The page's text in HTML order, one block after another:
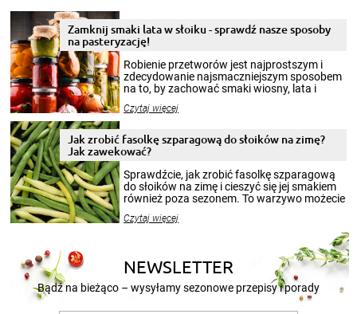
Zamknij smaki lata w słoiku - sprawdź nasze sposoby
na pasteryzację!
Robienie przetworów jest najprostszym i
zdecydowanie najsmaczniejszym sposobem
na to, by zachować smaki wiosny, lata i
krajobrazów, by cieszyć nimi oko w sezonie
pełni poczuć atmosferę cieplejszych
miesięcy. Przygotowanie słoików ze
patenty, które pozwolą zachować świeżość
przetworów.
Czytaj więcej
Jak zrobić fasolkę szparagową do słoików na zimę?
Jak zawekować?
Sprawdźcie, jak zrobić fasolkę szparagową
do słoików na zimę i cieszyć się jej smakiem
również poza sezonem. To warzywo możecie
nasze propozycje!
Czytaj więcej
NEWSLETTER
Bądź na bieżąco – wysyłamy sezonowe przepisy i porady